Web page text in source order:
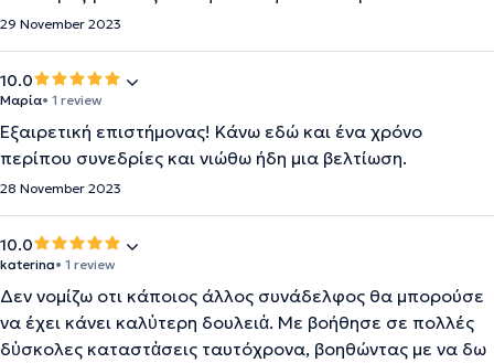
29 November 2023
10.0
Μαρία• 1 review
Εξαιρετική επιστήμονας! Κάνω εδώ και ένα χρόνο
περίπου συνεδρίες και νιώθω ήδη μια βελτίωση.
28 November 2023
10.0
katerina• 1 review
Δεν νομίζω οτι κάποιος άλλος συνάδελφος θα μπορούσε
να έχει κάνει καλὐτερη δουλειἀ. Με βοήθησε σε πολλές
δὐσκολες καταστἀσεις ταυτόχρονα, βοηθώντας με να δω